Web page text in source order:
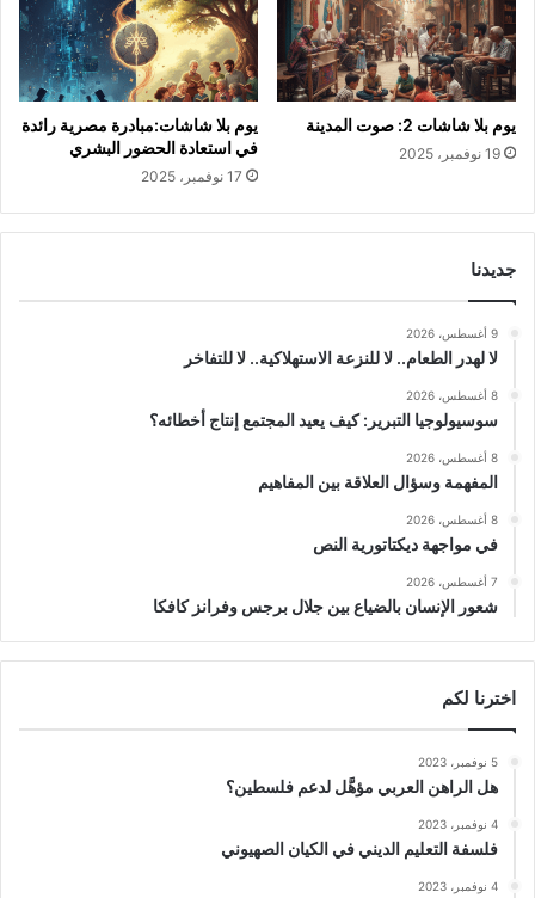
يوم بلا شاشات 2: صوت المدينة
19 نوفمبر، 2025
يوم بلا شاشات:مبادرة مصرية رائدة
في استعادة الحضور البشري
17 نوفمبر، 2025
جديدنا
9 أغسطس، 2026
لا لهدر الطعام.. لا للنزعة الاستهلاكية.. لا للتفاخر
8 أغسطس، 2026
سوسيولوجيا التبرير: كيف يعيد المجتمع إنتاج أخطائه؟
8 أغسطس، 2026
المفهمة وسؤال العلاقة بين المفاهيم
8 أغسطس، 2026
في مواجهة ديكتاتورية النص
7 أغسطس، 2026
شعور الإنسان بالضياع بين جلال برجس وفرانز كافكا
اخترنا لكم
5 نوفمبر، 2023
هل الراهن العربي مؤهَّل لدعم فلسطين؟
4 نوفمبر، 2023
فلسفة التعليم الديني في الكيان الصهيوني
4 نوفمبر، 2023